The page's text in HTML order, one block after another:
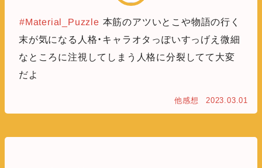
#Material_Puzzle 本筋のアツいとこや物語の行く
末が気になる人格・キャラオタっぽいすっげえ微細
なところに注視してしまう人格に分裂してて大変
だよ
他感想 2023.03.01